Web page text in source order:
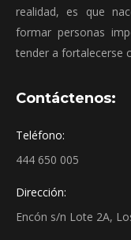
realidad, es que
formar personas
tender a fortalecerse
Contáctenos:
Teléfono:
444 650 005
Dirección:
Encón s/n Lote 2A,